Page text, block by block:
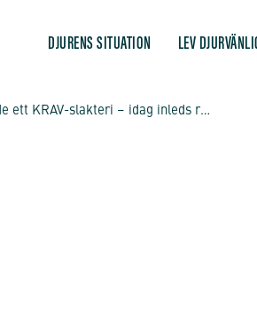
DJURENS SITUATION LEV
Vi stängde ett KRAV-slakteri – idag inleds rättegången